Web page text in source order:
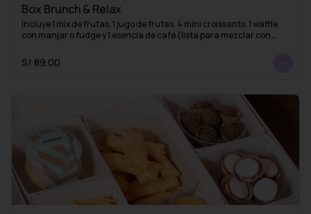
Box Brunch & Relax
Incluye 1 mix de frutas, 1 jugo de frutas, 4 mini croissants, 1 waffle
con manjar o fudge y 1 esencia de café (lista para mezclar con
S/ 89.00